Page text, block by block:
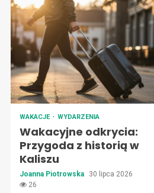
WAKACJE WYDARZENIA
Wakacyjne odkrycia:
Przygoda z historią w
Kaliszu
Joanna Piotrowska
30 lipca 2026
26